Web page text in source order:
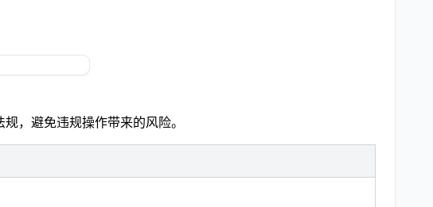
，避免违规操作带来的风险。